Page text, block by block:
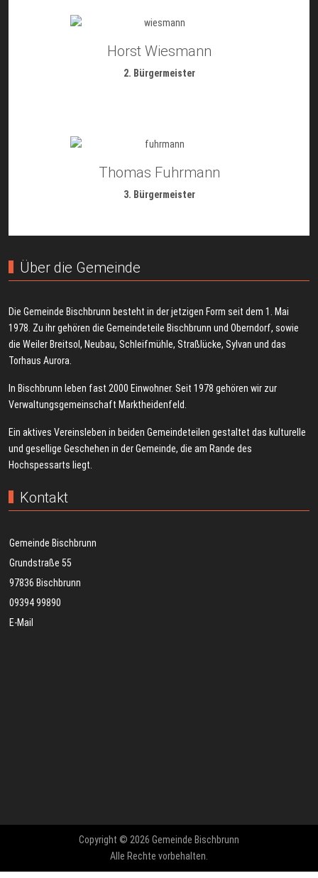
Horst Wiesmann
2. Bürgermeister
Thomas Fuhrmann
3. Bürgermeister
Über die Gemeinde
Die Gemeinde Bischbrunn besteht in der jetzigen Form seit dem 1. Mai
1978. Zu ihr gehören die Gemeindeteile Bischbrunn und Oberndorf, sowie
die Weiler Breitsol, Neubau, Schleifmühle, Straßlücke, Sylvan und das
Torhaus Aurora.
In Bischbrunn leben fast 2000 Einwohner. Seit 1978 gehören wir zur
Verwaltungsgemeinschaft Marktheidenfeld.
Ein aktives Vereinsleben in beiden Gemeindeteilen gestaltet das kulturelle
und gesellige Geschehen in der Gemeinde, die am Rande des
Hochspessarts liegt.
Kontakt
Gemeinde Bischbrunn
Grundstraße 55
97836 Bischbrunn
09394 99890
E-Mail
Copyright © 2026 Gemeinde Bischbrunn
Alle Rechte vorbehalten.